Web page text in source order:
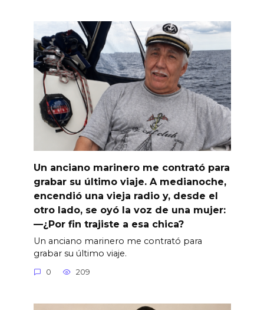
Un anciano marinero me contrató para
grabar su último viaje. A medianoche,
encendió una vieja radio y, desde el
otro lado, se oyó la voz de una mujer:
—¿Por fin trajiste a esa chica?
Un anciano marinero me contrató para
grabar su último viaje.
0 209